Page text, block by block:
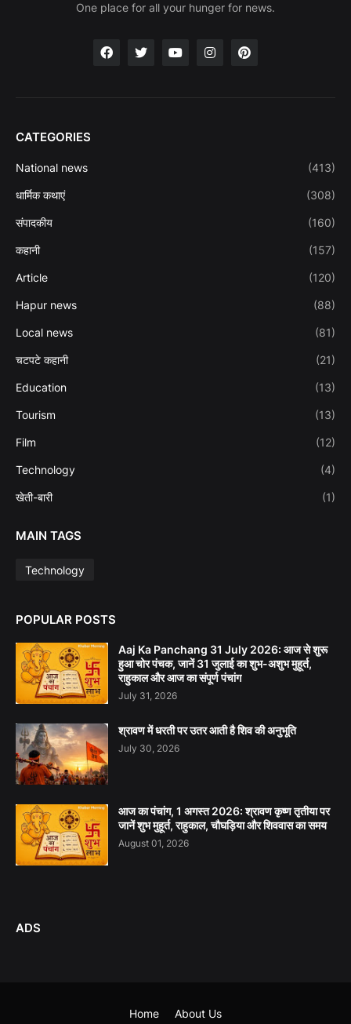
One place for all your hunger for news.
CATEGORIES
National news (413)
धार्मिक कथाएं (308)
संपादकीय (160)
कहानी (157)
Article (120)
Hapur news (88)
Local news (81)
चटपटे कहानी (21)
Education (13)
Tourism (13)
Film (12)
Technology (4)
खेती-बारी (1)
MAIN TAGS
Technology
POPULAR POSTS
Aaj Ka Panchang 31 July 2026: आज से शुरू
हुआ चोर पंचक, जानें 31 जुलाई का शुभ-अशुभ मुहूर्त,
राहुकाल और आज का संपूर्ण पंचांग
July 31, 2026
श्रावण में धरती पर उतर आती है शिव की अनुभूति
July 30, 2026
आज का पंचांग, 1 अगस्त 2026: श्रावण कृष्ण तृतीया पर
जानें शुभ मुहूर्त, राहुकाल, चौघड़िया और शिववास का समय
August 01, 2026
ADS
Home About Us